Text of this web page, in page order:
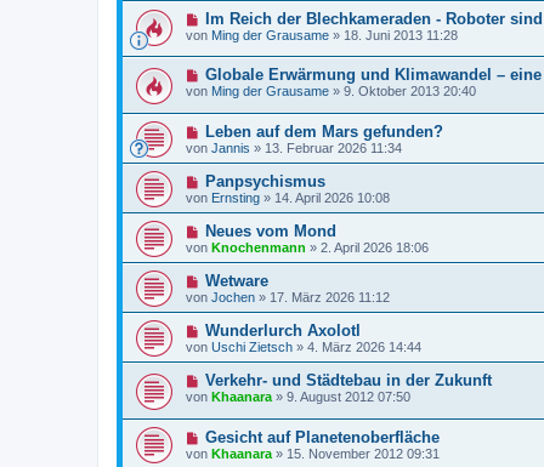
Im Reich der Blechkameraden - Roboter
von Ming der Grausame » 18. Juni 2013 11:28
Globale Erwärmung und Klimawandel –
von Ming der Grausame » 9. Oktober 2013 20:40
Leben auf dem Mars gefunden?
von Jannis » 13. Februar 2026 11:34
Panpsychismus
von Ernsting » 14. April 2026 10:08
Neues vom Mond
von Knochenmann » 2. April 2026 18:06
Wetware
von Jochen » 17. März 2026 11:12
Wunderlurch Axolotl
von Uschi Zietsch » 4. März 2026 14:44
Verkehr- und Städtebau in der Zukunft
von Khaanara » 9. August 2012 07:50
Gesicht auf Planetenoberfläche
von Khaanara » 15. November 2012 09:31